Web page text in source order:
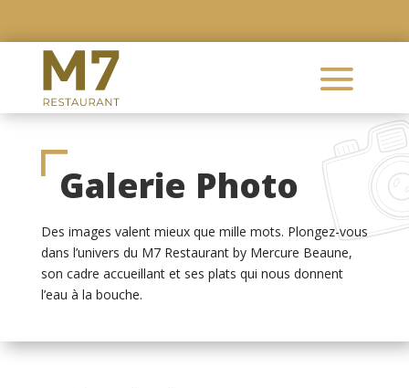
Galerie Photo
Des images valent mieux que mille mots. Plongez-vous
dans l’univers du M7 Restaurant by Mercure Beaune,
son cadre accueillant et ses plats qui nous donnent
l’eau à la bouche.